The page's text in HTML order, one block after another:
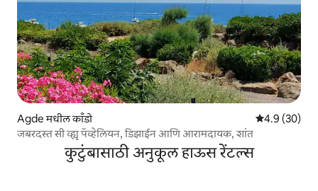
Agde मधील काँडो 5 पैकी 4.9
4.9 (30)
जबरदस्त सी व्ह्यू पॅव्हेलियन, डिझाईन आणि आरामदायक, शांत
कुटुंबासाठी अनुकूल हाऊस रेंटल्स